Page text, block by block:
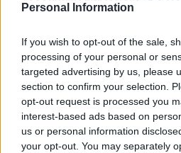
Personal Information
If you wish to opt-out of the sale,
processing of your personal or
targeted advertising by us, please
section to confirm your selection.
opt-out request is processed you
interest-based ads based on
us or personal information
your opt-out. You may separately